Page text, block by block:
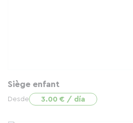
Siège enfant
Desde 3.00 € / día